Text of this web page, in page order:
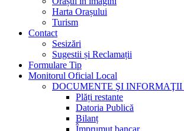
Harta Orașului
Turism
Contact
Sesizări
Sugestii și Reclamații
Formulare Tip
Monitorul Oficial Local
DOCUMENTE ŞI
Plăți restante
Datoria Publică
Bilanț
Împrumut bancar